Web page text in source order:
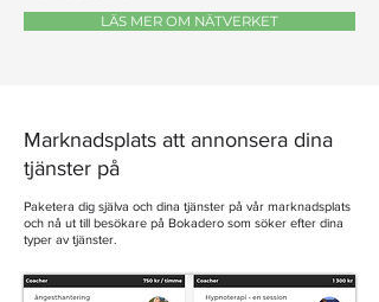
LÄS MER OM NÄTVERKET
Marknadsplats att annonsera dina
tjänster​ på
Paketera dig själva och dina tjänster på vår marknadsplats
och nå ut till besökare på Bokadero som söker efter dina
typer av tjänster.